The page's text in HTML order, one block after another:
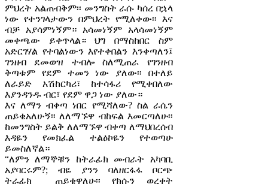
ምህረት አልጠብቅም፡፡ መንግስት ራሱ ካሰረ በኋላ
ነው የተንገላታውን በምህረት የሚለቀው፡፡ እና
ብቻ አያሳምነኝም። አሳመነኝም አላሳመነኝም
መቀጫው ይቀጥላል። ህግ በማስከበር ስም
አድርገሃል የተባልነውን እየተቀበልን እንቀጣለን፤
ገንዘብ ደመወዝ ተብሎ ስለሚጠራ የገንዘብ
ቅጣቱም የደም ተመን ነው ያለው፡፡ በተለይ
ለራይድ አሽከርካሪ፣ ከተሳፋሪ የሚቀበለው
እያንዳንዱ ብር፣ የደም ዋጋ ነው ያለው።
እና ለማን ብቀጣ ነበር የሚሻለው? ስል ራሴን
ጠይቄአለሁኝ፡፡ ለለማኙዋ ብከፍል እመርጣለሁ፡፡
ከመንግስት ይልቅ ለለማኙዋ ብቀጣ ለማህበረሰብ
እዳዬን የመክፈል ተልዕኮዬን የተወጣሁ
ይመስለኛል።
“ለምን ለማኞቹን ከትራፊክ መብራት አካባቢ
አያባርሩም?; ብዬ ያንን ባለዘርፋፋ ቦርጭ
ትራፊክ ጠይቄዋለሁ፡፡ የክሱን ወረቀት